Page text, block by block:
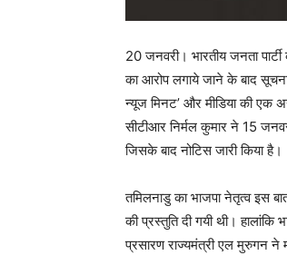
20 जनवरी। भारतीय जनता
का आरोप लगाये जाने के बाद
न्यूज मिनट’ और मीडिया की एक
सीटीआर निर्मल कुमार ने 15
जिसके बाद नोटिस जारी किया है।
तमिलनाडु का भाजपा नेतृत्व इस
की प्रस्तुति दी गयी थी।
प्रसारण राज्यमंत्री एल मुरुगन ने